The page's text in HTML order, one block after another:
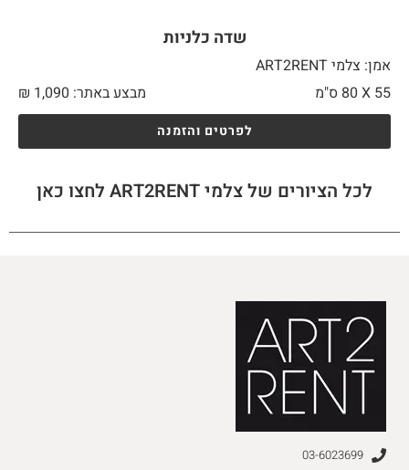
שדה כלניות
אמן: צלמי ART2RENT
55 X
מבצע באתר: ₪ 1,090
לפרטים והזמנה
לכל הציורים של צלמי ART2RENT לחצו כאן
03-6023699